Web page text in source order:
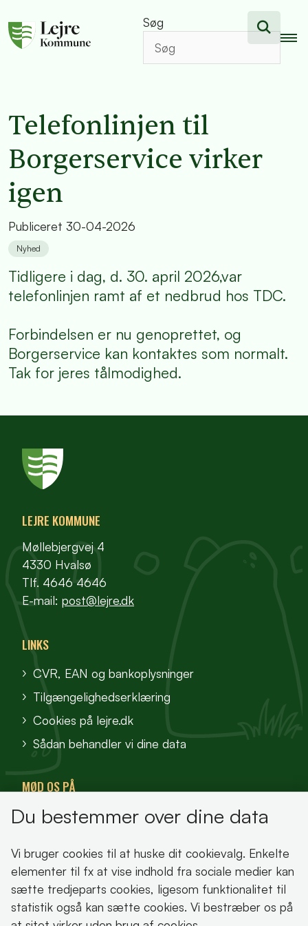
Søg
Telefonlinjen til
Borgerservice virker
igen
Publiceret 30-04-2026
Nyhed
Tidligere i dag, d. 30. april 2026,var
telefonlinjen ramt af et nedbrud hos TDC.
Forbindelsen er nu genoprettet, og
Borgerservice kan kontaktes som normalt.
Tak for jeres tålmodighed.
LEJRE KOMMUNE
Møllebjergvej 4
4330 Hvalsø
Tlf. 4646 4646
E-mail: post@lejre.dk
LINKS
CVR, EAN og bankoplysninger
Tilgængelighedserklæring
Cookies på lejre.dk
Sådan behandler vi dine data
MØD OS PÅ
VisitFjordlandet
Oplev Lejre
Du bestemmer over dine data
Vi bruger cookies til at huske dit cookievalg. Enkelte
elementer til fx at vise indhold fra sociale medier kan
sætte tredjeparts cookies, ligesom funktionalitet til
statistik også kan sætte cookies. Vi bestræber os på